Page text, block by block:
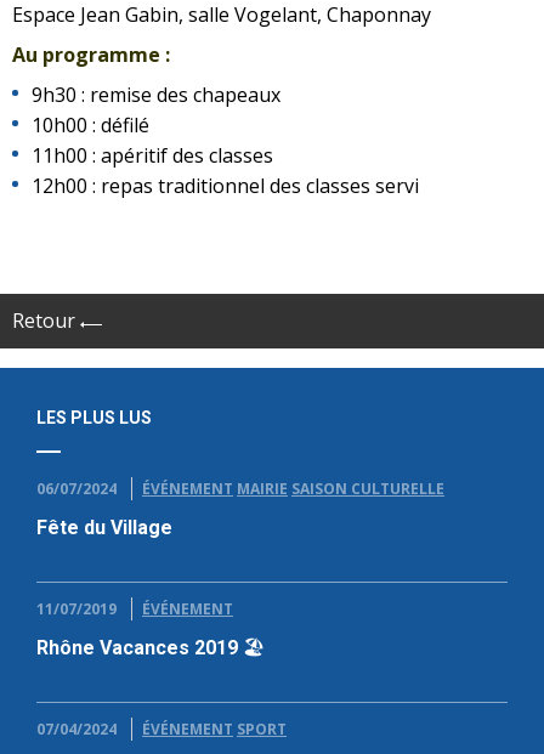
Espace Jean Gabin, salle Vogelant, Chaponnay
Au programme :
9h30 : remise des chapeaux
10h00 : défilé
11h00 : apéritif des classes
12h00 : repas traditionnel des classes servi
Retour
LES PLUS LUS
06/07/2024 ÉVÉNEMENT MAIRIE SAISON CULTURELLE
Fête du Village
11/07/2019 ÉVÉNEMENT
Rhône Vacances 2019 🏖
07/04/2024 ÉVÉNEMENT SPORT